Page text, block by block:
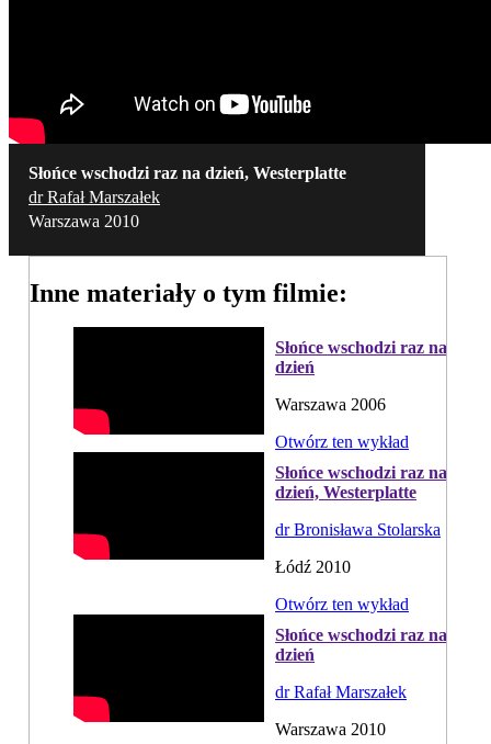
Słońce wschodzi raz na dzień, Westerplatte
dr Rafał Marszałek
Warszawa 2010
Inne materiały o tym filmie:
Słońce wschodzi raz na
dzień
Warszawa 2006
Otwórz ten wykład
Słońce wschodzi raz na
dzień, Westerplatte
dr Bronisława Stolarska
Łódź 2010
Otwórz ten wykład
Słońce wschodzi raz na
dzień
dr Rafał Marszałek
Warszawa 2010